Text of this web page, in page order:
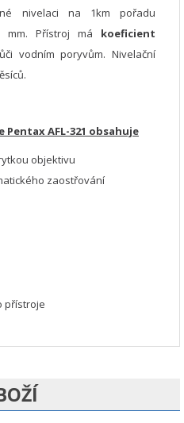
nivelaci na 1km pořadu
mm. Přístroj má koeficient
vodním poryvům. Nivelační
AFL-321 obsahuje
objektivu
zaostřování
přístroje